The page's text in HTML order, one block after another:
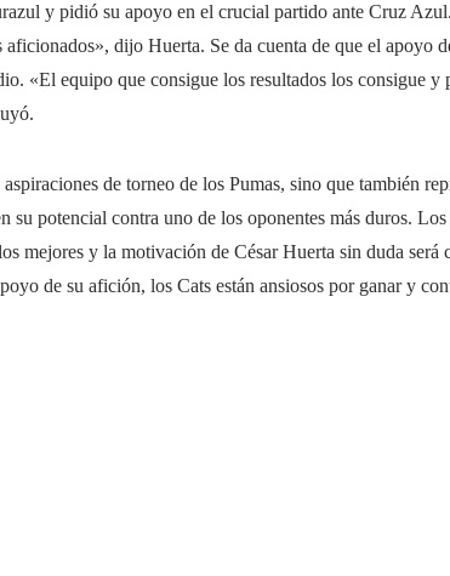
y pidió su apoyo en el crucial partido ante Cruz
dijo Huerta. Se da cuenta de que el apoyo
«El equipo que consigue los resultados los consigue y
de torneo de los Pumas, sino que también
su potencial contra uno de los oponentes más duros. Los
mejores y la motivación de César Huerta sin duda será
de su afición, los Cats están ansiosos por ganar y